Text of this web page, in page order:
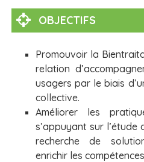
OBJECTIFS
Promouvoir la
relation
usagers par le biais
collective.
Améliorer les
s’appuyant sur
recherche de
enrichir les